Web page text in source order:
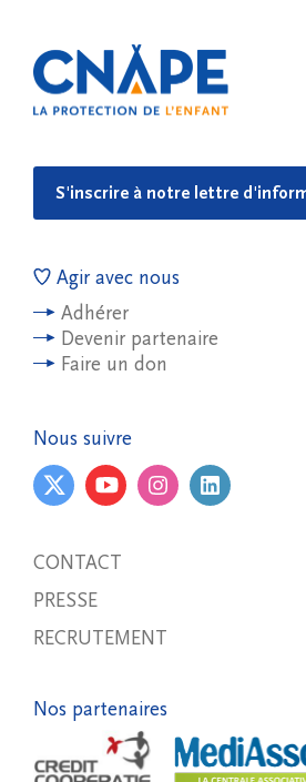
S'inscrire à notre lettre
Agir avec nous
Adhérer
Devenir partenaire
Faire un don
Nous suivre
CONTACT
PRESSE
RECRUTEMENT
Nos partenaires